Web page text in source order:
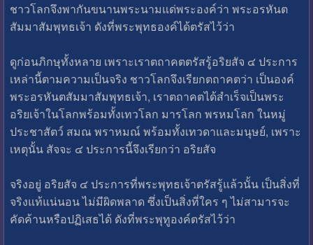
ชาวโลกจึงพากันขนานพระนามแด่พระองค์ว่า พระอรหันต
สัมมาสัมพุทธเจ้า ดังที่พระพุทธองค์ได้ตรัสไว้ว่า
ดูก่อนภิกษุทั้งหลาย เพราะเราตถาคตตรัสรู้อริยสัจ ๔ ประการ
เหล่านี้ตามความเป็นจริง ชาวโลกจึงเรียกตถาคตว่า เป็นองค์
พระอรหันตสัมมาสัมพุทธเจ้า, เราตถาคตได้สำเร็จเป็นพระ
อริยเจ้าในโลกพร้อมทั้งเทวโลก มารโลก พรหมโลก ในหมู่
ประชาสัตว์ สมณ พราหมณ์ พร้อมทั้งเทวดาและมนุษย์, เพราะ
เหตุนั้น สัจจะ ๔ ประการนี้จึงเรียกว่า อริยสัจ
จริงอยู่ อริยสัจ ๔ ประการที่พระพุทธเจ้าตรัสรู้แล้วนั้น เป็นสิ่งที่
จริงแท้แน่นอน ไม่มีผิดพลาด ซึ่งเป็นสิ่งที่ใคร ๆ ไม่สามารจะ
คัดค้านหรือปฏิเสธได้ ดังที่พระพุทูองค์ตรัสไว้ว่า